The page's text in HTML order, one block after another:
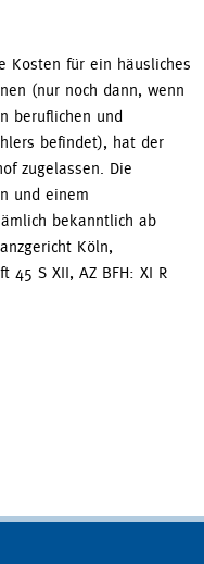
Kosten für ein häusliches
(nur noch dann, wenn
beruflichen und
befindet), hat der
zugelassen. Die
und einem
bekanntlich ab
Köln,
45 S XII, AZ BFH: XI R